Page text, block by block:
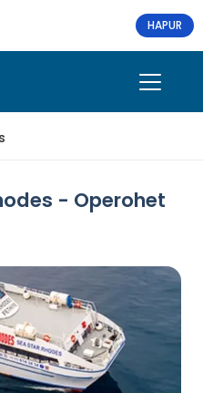
HAPUR
- Operohet